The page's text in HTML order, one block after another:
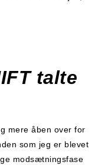
talte
mere åben over for
som jeg er blevet
modsætningsfase